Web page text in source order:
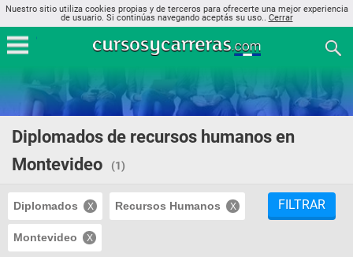
Nuestro sitio utiliza cookies propias y de terceros para ofrecerte una mejor experiencia
de usuario. Si continúas navegando aceptás su uso.. Cerrar
Diplomados de recursos humanos en
Montevideo
(1)
Diplomados Recursos Humanos
Montevideo
FILTRAR